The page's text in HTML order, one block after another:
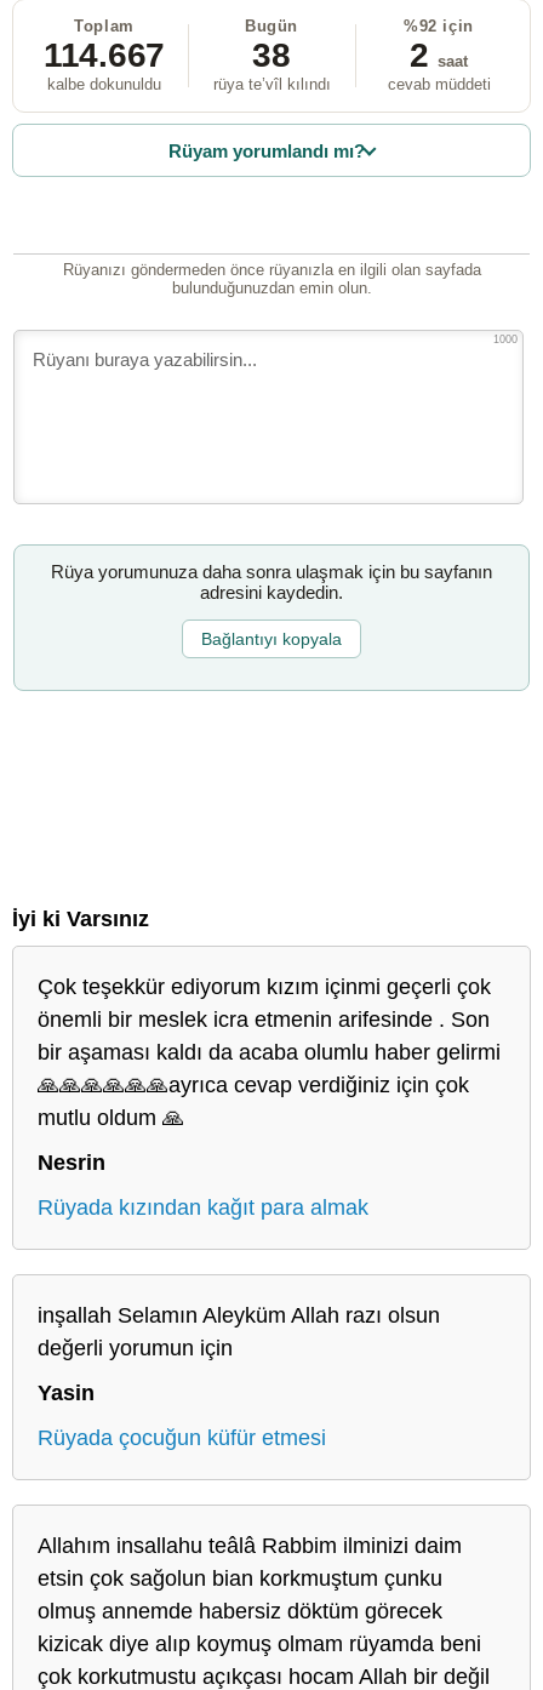
Toplam
114.667
kalbe dokunuldu
Bugün
38
rüya te’vîl kılındı
%92 için
2 saat
cevab müddeti
Rüyam yorumlandı mı?
Rüyanızı göndermeden önce rüyanızla en ilgili olan sayfada
bulunduğunuzdan emin olun.
1000
Rüya yorumunuza daha sonra ulaşmak için bu sayfanın
adresini kaydedin.
Bağlantıyı kopyala
İyi ki Varsınız
Çok teşekkür ediyorum kızım içinmi geçerli çok
önemli bir meslek icra etmenin arifesinde . Son
bir aşaması kaldı da acaba olumlu haber gelirmi
🙏🙏🙏🙏🙏🙏ayrıca cevap verdiğiniz için çok
mutlu oldum 🙏
Nesrin
Rüyada kızından kağıt para almak
inşallah Selamın Aleyküm Allah razı olsun
değerli yorumun için
Yasin
Rüyada çocuğun küfür etmesi
Allahım insallahu teâlâ Rabbim ilminizi daim
etsin çok sağolun bian korkmuştum çunku
olmuş annemde habersiz döktüm görecek
kizicak diye alıp koymuş olmam rüyamda beni
çok korkutmustu açıkçası hocam Allah bir değil